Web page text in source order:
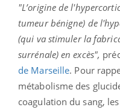
"L’origine de
tumeur bénigne) de
(qui va stimuler la
surrénale) en excès",
de Marseille. Pour
métabolisme des
coagulation du sang,